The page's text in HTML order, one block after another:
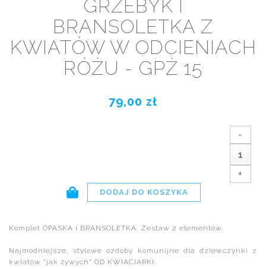
GRZEBYK I
BRANSOLETKA Z
KWIATÓW W ODCIENIACH
RÓŻU - GPŻ 15
79,00 zł
-
+
Komplet OPASKA i BRANSOLETKA. Zestaw 2 elementów.
Najmodniejsze, stylowe ozdoby komunijne dla dziewczynki z
kwiatów "jak żywych" OD KWIACIARKI.